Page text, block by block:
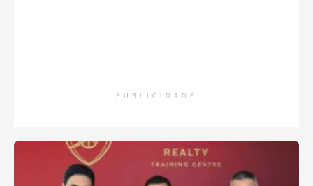
PUBLICIDADE